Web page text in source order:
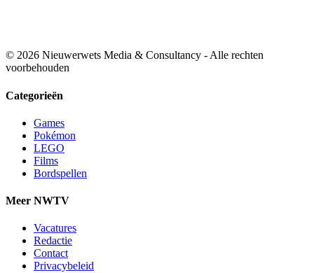
© 2026 Nieuwerwets Media & Consultancy - Alle rechten
voorbehouden
Categorieën
Games
Pokémon
LEGO
Films
Bordspellen
Meer NWTV
Vacatures
Redactie
Contact
Privacybeleid